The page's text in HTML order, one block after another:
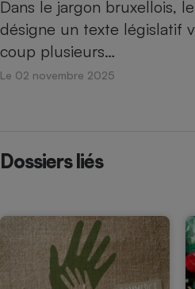
Dans le jargon bruxellois,
désigne un texte législatif
coup plusieurs…
Le 02 novembre 2025
Dossiers liés